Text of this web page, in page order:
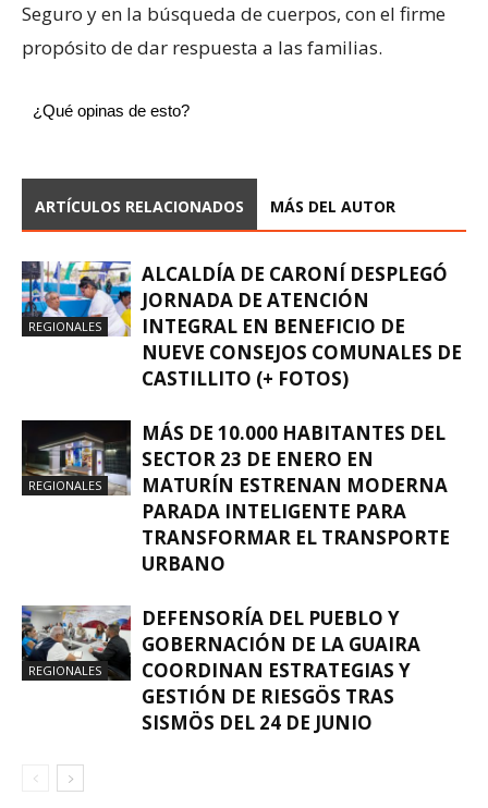
Seguro y en la búsqueda de cuerpos, con el firme
propósito de dar respuesta a las familias.
¿Qué opinas de esto?
ARTÍCULOS RELACIONADOS MÁS DEL AUTOR
REGIONALES
ALCALDÍA DE CARONÍ DESPLEGÓ
JORNADA DE ATENCIÓN
INTEGRAL EN BENEFICIO DE
NUEVE CONSEJOS COMUNALES DE
CASTILLITO (+ FOTOS)
REGIONALES
MÁS DE 10.000 HABITANTES DEL
SECTOR 23 DE ENERO EN
MATURÍN ESTRENAN MODERNA
PARADA INTELIGENTE PARA
TRANSFORMAR EL TRANSPORTE
URBANO
REGIONALES
DEFENSORÍA DEL PUEBLO Y
GOBERNACIÓN DE LA GUAIRA
COORDINAN ESTRATEGIAS Y
GESTIÓN DE RIESGÖS TRAS
SISMÖS DEL 24 DE JUNIO